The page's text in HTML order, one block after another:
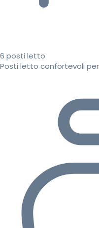
6 posti letto
Posti letto confortevoli